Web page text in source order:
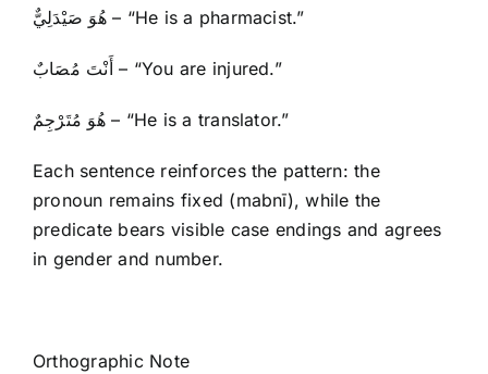
هُوَ صَيْدَلِيٌّ – “He is a pharmacist.”
أَنْتَ مُصَابٌ – “You are injured.”
هُوَ مُتَرْجِمٌ – “He is a translator.”
Each sentence reinforces the pattern: the
pronoun remains fixed (mabnī), while the
predicate bears visible case endings and agrees
in gender and number.
Orthographic Note